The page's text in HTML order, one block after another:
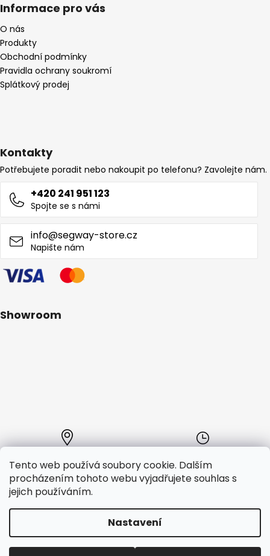
Tento web používá soubory cookie. Dalším
procházením tohoto webu vyjadřujete souhlas s
jejich používáním.
Nastavení
Informace pro vás
O nás
Produkty
Obchodní podmínky
Pravidla ochrany soukromí
Splátkový prodej
Kontakty
Potřebujete poradit nebo nakoupit po telefonu? Zavolejte nám.
+420 241 951 123
Spojte se s námi
info@segway-store.cz
Napište nám
Showroom
Segway showroom
GSI distribution s.r.o.
Plavecká 2, Praha 2, 12000
Po - Pá:
Copyright 2026Segway-store.cz. Všechna práva